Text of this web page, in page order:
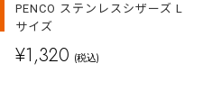
PENCO ステンレスシザーズ L
サイズ
¥1,320 (税込)